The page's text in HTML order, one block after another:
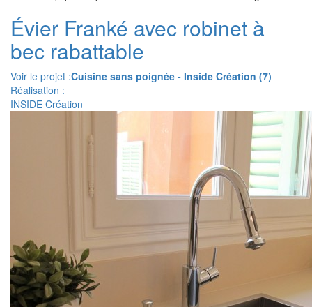
Évier Franké avec robinet à
bec rabattable
Voir le projet :Cuisine sans poignée - Inside Création (7)
Réalisation :
INSIDE Création